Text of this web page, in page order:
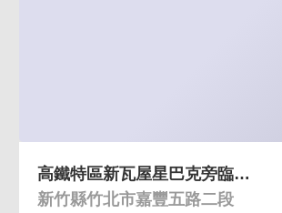
高鐵特區新瓦屋星巴克旁臨路住店
新竹縣竹北市嘉豐五路二段